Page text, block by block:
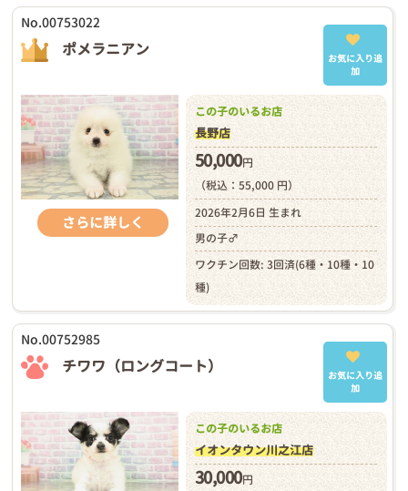
No.00753022
ポメラニアン
お気に入り追
加
さらに詳しく
この子のいるお店
長野店
50,000円
（税込：55,000 円）
2026年2月6日 生まれ
男の子♂
ワクチン回数: 3回済(6種・10種・10
種)
No.00752985
チワワ（ロングコート）
お気に入り追
加
この子のいるお店
イオンタウン川之江店
30,000円